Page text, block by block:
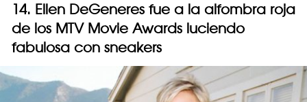
14. Ellen DeGeneres fue a la alfombra roja
de los MTV Movie Awards luciendo
fabulosa con sneakers